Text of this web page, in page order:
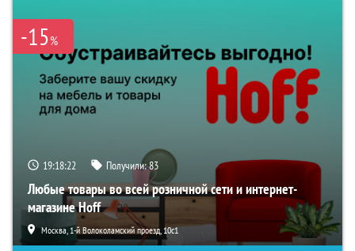
-15%
19:18:21 Получили:83
Любые товары во всей розничной сети и интернет-
магазине Hoff
Москва, 1-й Волоколамский проезд, 10с1